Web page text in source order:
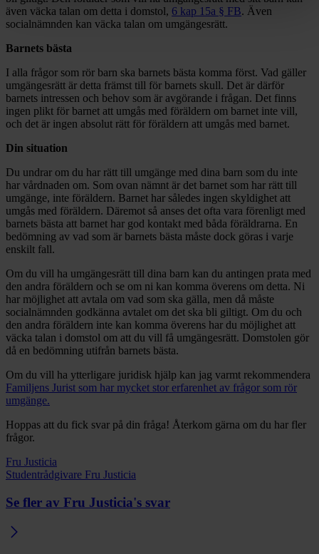
även väcka talan om detta i domstol, 6 kap 15a § FB. Även
socialnämnden kan väcka talan om umgängesrätt.
Barnets bästa
I alla frågor som rör barn ska barnets bästa komma först. Vad gäller
umgängesrätt är detta främst till för barnets skull. Det är därför
barnets intressen och behov som är avgörande i frågan. Det finns
ingen plikt för barnet att umgås med föräldern om barnet inte vill,
och det är ingen absolut rätt för föräldern att umgås med barnet.
Din situation
Du undrar om du har rätt till umgänge med dina barn som du inte
har vårdnaden om. Som ovan nämnt är det barnet som har rätt till
umgänge, inte föräldern. Barnet har således ingen skyldighet att
umgås med föräldern. Däremot så anses det ofta vara förenligt med
barnets bästa att barnet har god kontakt med båda föräldrarna. En
bedömning av vad som är barnets bästa måste dock göras i varje
enskilt fall.
Om du vill ha umgängesrätt till dina barn kan du antingen prata med
den andra föräldern och se om ni kan komma överens om detta. Ni
har möjlighet att avtala om vad som ska gälla, men då måste
socialnämnden godkänna avtalet om det ska bli giltigt. Om du och
den andra föräldern inte kan komma överens har du möjlighet att
väcka talan i domstol om att du vill få umgängesrätt. Domstolen gör
då en bedömning utifrån barnets bästa.
Om du vill ha ytterligare juridisk hjälp kan jag varmt rekommendera
Familjens Jurist som har mycket stor erfarenhet av frågor som rör
umgänge.
Hoppas att du fick svar på din fråga! Återkom gärna om du har fler
frågor.
Fru Justicia
Studentrådgivare Fru Justicia
Se fler av Fru Justicia's svar